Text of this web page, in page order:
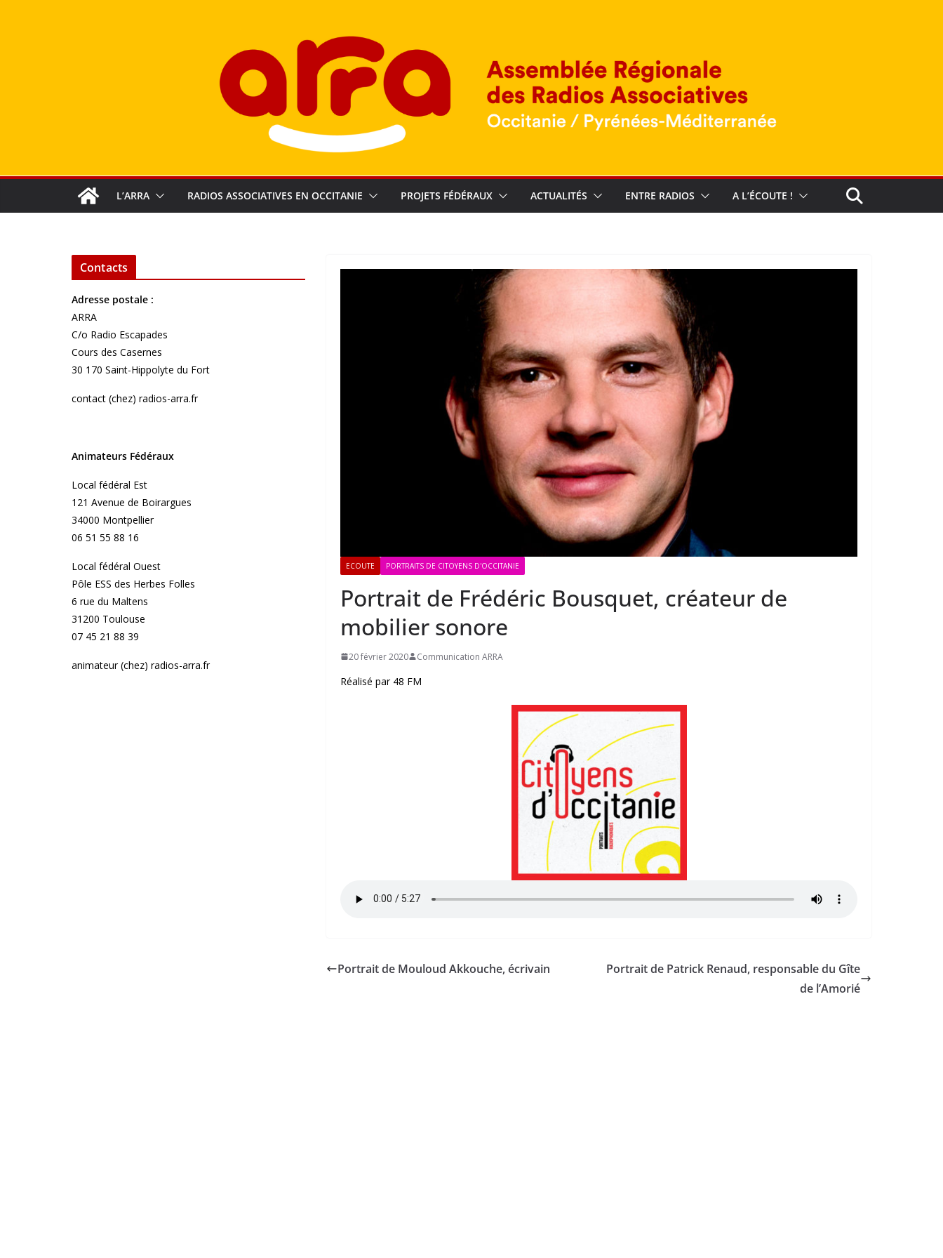
L’ARRA RADIOS ASSOCIATIVES EN OCCITANIE PROJETS FÉDÉRAUX ACTUALITÉS ENTRE RADIOS A L’ÉCOUTE !
ECOUTE PORTRAITS DE CITOYENS D'OCCITANIE
Portrait de Frédéric Bousquet, créateur de
mobilier sonore
20 février 2020 Communication ARRA
Réalisé par 48 FM
Portrait de Mouloud Akkouche, écrivain
Portrait de Patrick Renaud, responsable du Gîte
de l’Amorié
Contacts
Adresse postale :
ARRA
C/o Radio Escapades
Cours des Casernes
30 170 Saint-Hippolyte du Fort
contact (chez) radios-arra.fr
Animateurs Fédéraux
Local fédéral Est
121 Avenue de Boirargues
34000 Montpellier
06 51 55 88 16
Local fédéral Ouest
Pôle ESS des Herbes Folles
6 rue du Maltens
31200 Toulouse
07 45 21 88 39
animateur (chez) radios-arra.fr